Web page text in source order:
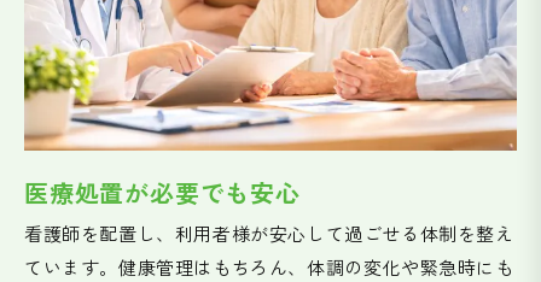
医療処置が必要でも安心
看護師を配置し、利用者様が安心して過ごせる体制を整え
ています。健康管理はもちろん、体調の変化や緊急時にも